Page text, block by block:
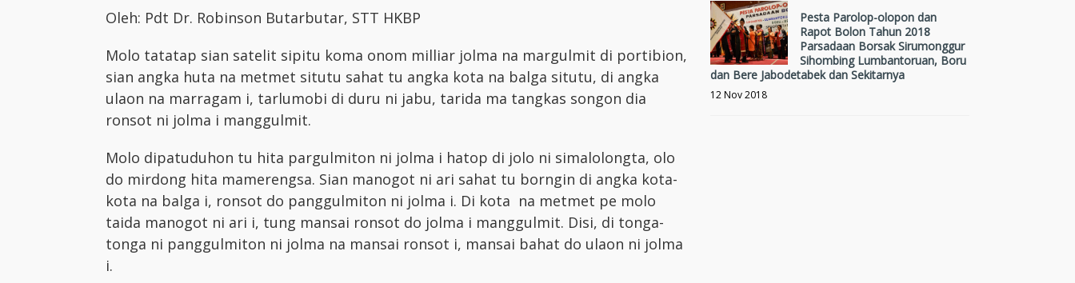
Oleh: Pdt Dr. Robinson Butarbutar, STT HKBP
Molo tatatap sian satelit sipitu koma onom milliar jolma na margulmit di portibion,
sian angka huta na metmet situtu sahat tu angka kota na balga situtu, di angka
ulaon na marragam i, tarlumobi di duru ni jabu, tarida ma tangkas songon dia
ronsot ni jolma i manggulmit.
Molo dipatuduhon tu hita pargulmiton ni jolma i hatop di jolo ni simalolongta, olo
do mirdong hita mamerengsa. Sian manogot ni ari sahat tu borngin di angka kota-
kota na balga i, ronsot do panggulmiton ni jolma i. Di kota na metmet pe molo
taida manogot ni ari i, tung mansai ronsot do jolma i manggulmit. Disi, di tonga-
tonga ni panggulmiton ni jolma na mansai ronsot i, mansai bahat do ulaon ni jolma
i.
Pesta Parolop-olopon dan
Rapot Bolon Tahun 2018
Parsadaan Borsak Sirumonggur
Sihombing Lumbantoruan, Boru
dan Bere Jabodetabek dan Sekitarnya
12 Nov 2018